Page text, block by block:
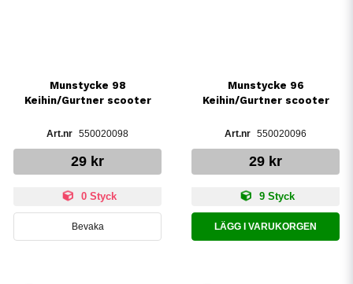
Munstycke 98
Keihin/Gurtner scooter
550020098
29 kr
0 Styck
Bevaka
Munstycke 96
Keihin/Gurtner scooter
550020096
29 kr
9 Styck
LÄGG I VARUKORGEN